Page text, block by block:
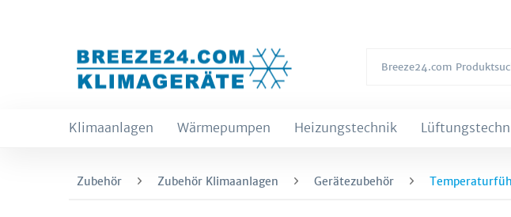
Klimaanlagen Wärmepumpen Heizungstechnik
Zubehör Zubehör Klimaanlagen Gerätezubehör